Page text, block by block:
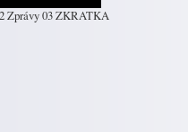
Zprávy 03 ZKRATKA